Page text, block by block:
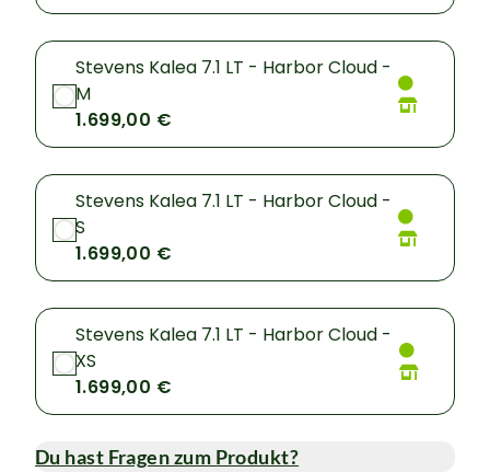
Stevens Kalea 7.1 LT - Harbor Cloud -
M
1.699,00 €
Stevens Kalea 7.1 LT - Harbor Cloud -
S
1.699,00 €
Stevens Kalea 7.1 LT - Harbor Cloud -
XS
1.699,00 €
Du hast Fragen zum Produkt?